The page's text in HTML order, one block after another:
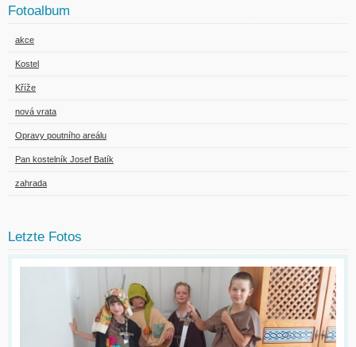
Fotoalbum
akce
Kostel
Kříže
nová vrata
Opravy poutního areálu
Pan kostelník Josef Batík
zahrada
Letzte Fotos